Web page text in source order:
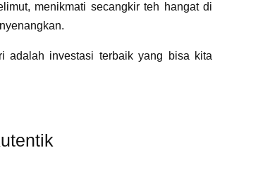
menikmati secangkir teh hangat di
adalah investasi terbaik yang bisa kita